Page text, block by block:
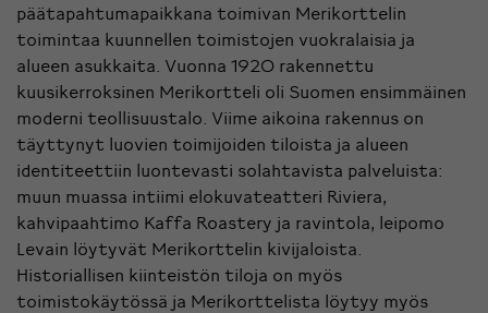
päätapahtumapaikkana toimivan Merikorttelin
toimintaa kuunnellen toimistojen vuokralaisia ja
alueen asukkaita. Vuonna 1920 rakennettu
kuusikerroksinen Merikortteli oli Suomen ensimmäinen
moderni teollisuustalo. Viime aikoina rakennus on
täyttynyt luovien toimijoiden tiloista ja alueen
identiteettiin luontevasti solahtavista palveluista:
muun muassa intiimi elokuvateatteri Riviera,
kahvipaahtimo Kaffa Roastery ja ravintola, leipomo
Levain löytyvät Merikorttelin kivijaloista.
Historiallisen kiinteistön tiloja on myös
toimistokäytössä ja Merikorttelista löytyy myös